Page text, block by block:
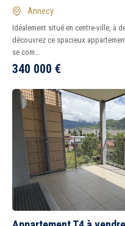
Annecy
Idéalement situé en centre-ville, à
découvrez ce spacieux
se com...
340 000 €